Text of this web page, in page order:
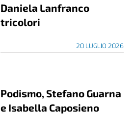
Daniela Lanfranco
tricolori
20 LUGLIO 2026
Podismo, Stefano Guarna
e Isabella Caposieno